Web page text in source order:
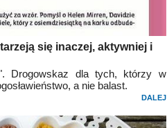
się inaczej, aktywniej i
Drogowskaz dla tych, którzy w
a nie balast.
DALEJ